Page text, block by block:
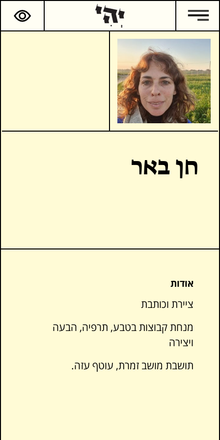
חן באר
אודות
ציירת וכותבת
מנחת קבוצות בטבע, תרפיה, הבעה
ויצירה
תושבת מושב זמרת, עוטף עזה.